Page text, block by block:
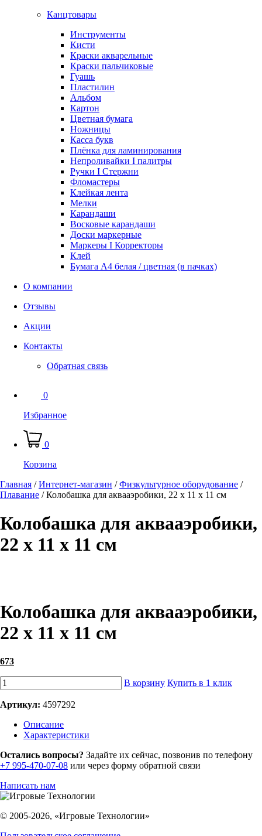
Канцтовары
Инструменты
Кисти
Краски акварельные
Краски пальчиковые
Гуашь
Пластилин
Альбом
Картон
Цветная бумага
Ножницы
Касса букв
Плёнка для ламинирования
Непроливайки I палитры
Ручки I Стержни
Фломастеры
Клейкая лента
Мелки
Карандаши
Восковые карандаши
Доски маркерные
Маркеры I Корректоры
Клей
Бумага А4 белая / цветная (в пачках)
О компании
Отзывы
Акции
Контакты
Обратная связь
0
Избранное
0
Корзина
Главная /Интернет-магазин /Физкультурное оборудование /
Плавание /Колобашка для аквааэробики, 22 х 11 х 11 см
Колобашка для аквааэробики,
22 х 11 х 11 см
Колобашка для аквааэробики,
22 х 11 х 11 см
673
В корзину Купить в 1 клик
Артикул: 4597292
Описание
Характеристики
Остались вопросы? Задайте их сейчас, позвонив по телефону
+7 995-470-07-08 или через форму обратной связи
Написать нам
© 2005-2026, «Игровые Технологии»